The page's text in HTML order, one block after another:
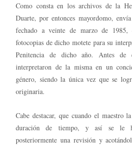
Como consta en los archivos de la
Duarte, por entonces mayordomo,
fechado a veinte de marzo de
fotocopias de dicho motete para su
Penitencia de dicho año. Antes de
interpretaron de la misma en un
género, siendo la única vez que se
originaria.
Cabe destacar, que cuando el maestro
duración de tiempo, y así se le
posteriormente una revisión y